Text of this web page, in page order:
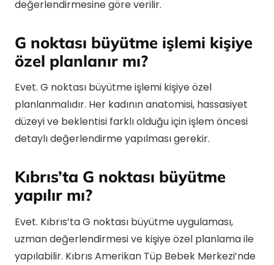
değerlendirmesine göre verilir.
G noktası büyütme işlemi kişiye
özel planlanır mı?
Evet. G noktası büyütme işlemi kişiye özel
planlanmalıdır. Her kadının anatomisi, hassasiyet
düzeyi ve beklentisi farklı olduğu için işlem öncesi
detaylı değerlendirme yapılması gerekir.
Kıbrıs’ta G noktası büyütme
yapılır mı?
Evet. Kıbrıs’ta G noktası büyütme uygulaması,
uzman değerlendirmesi ve kişiye özel planlama ile
yapılabilir. Kıbrıs Amerikan Tüp Bebek Merkezi’nde